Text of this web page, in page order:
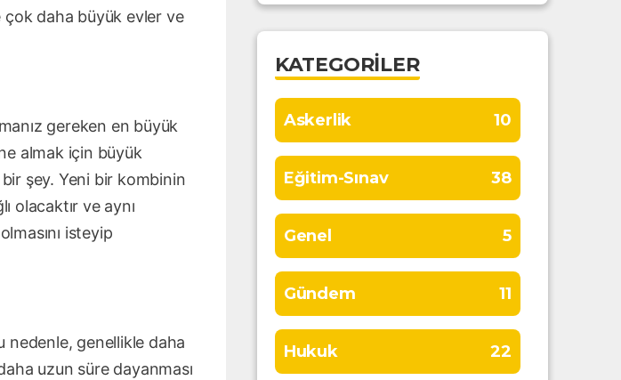
çok daha büyük evler ve
gereken en büyük
almak için büyük
şey. Yeni bir kombinin
olacaktır ve aynı
isteyip
nedenle, genellikle daha
uzun süre dayanması
KATEGORILER
Askerlik 10
Eğitim-Sınav 38
Genel 5
Gündem 11
Hukuk 22